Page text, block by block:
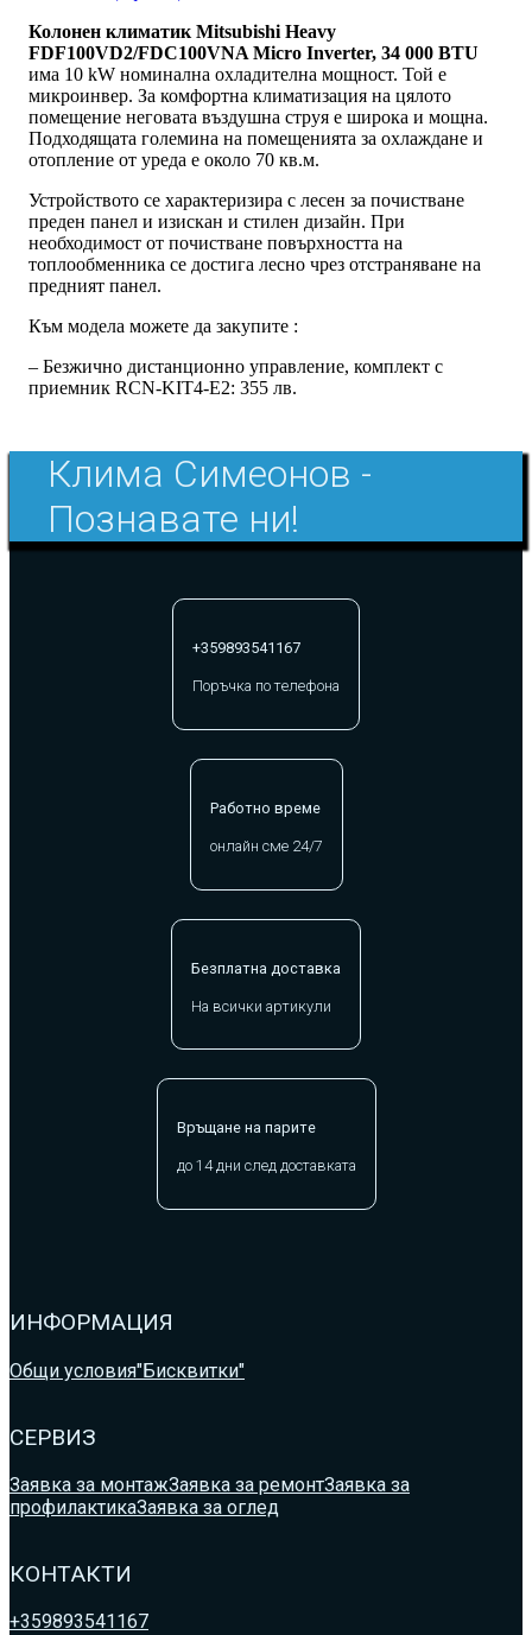
Колонен климатик Mitsubishi Heavy
FDF100VD2/FDC100VNA Micro Inverter, 34 000 BTU
има 10 kW номинална охладителна мощност. Той е
микроинвер. За комфортна климатизация на цялото
помещение неговата въздушна струя е широка и мощна.
Подходящата големина на помещенията за охлаждане и
отопление от уреда е около 70 кв.м.
Устройството се характеризира с лесен за почистване
преден панел и изискан и стилен дизайн. При
необходимост от почистване повърхността на
топлообменника се достига лесно чрез отстраняване на
предният панел.
Към модела можете да закупите :
– Безжично дистанционно управление, комплект с
приемник RCN-KIT4-E2: 355 лв.
Клима Симеонов -
Познавате ни!
+359893541167
Поръчка по телефона
Работно време
онлайн сме 24/7
Безплатна доставка
На всички артикули
Връщане на парите
до 14 дни след доставката
ИНФОРМАЦИЯ
Общи условия"Бисквитки"
СЕРВИЗ
Заявка за монтажЗаявка за ремонтЗаявка за
профилактикаЗаявка за оглед
КОНТАКТИ
+359893541167